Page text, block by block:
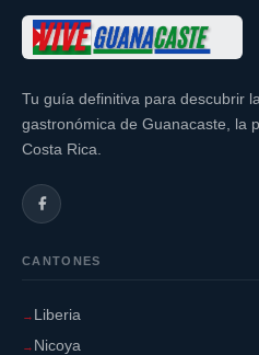
Tu guía definitiva para descubrir
gastronómica de Guanacaste, la
Costa Rica.
CANTONES
Liberia
Nicoya